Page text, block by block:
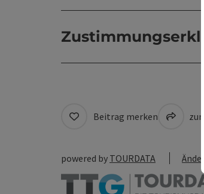
Beitrag merken
powered by TOURDATA